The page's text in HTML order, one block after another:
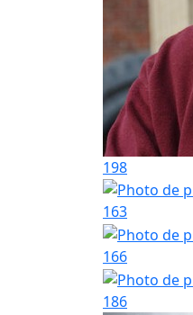
198
163
166
186